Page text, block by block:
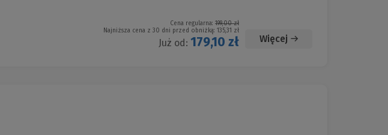
Cena regularna: 199,00 zł
Najniższa cena z 30 dni przed obniżką: 135,31 zł
Już od: 179,10 zł Więcej